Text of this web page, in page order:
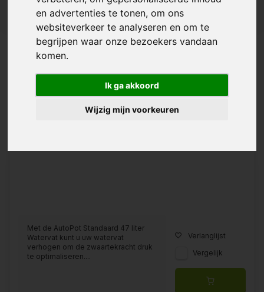
en advertenties te tonen, om ons
websiteverkeer te analyseren en om te
begrijpen waar onze bezoekers vandaan
komen.
Ik ga akkoord
Wijzig mijn voorkeuren
AutoPot Standaard 47
liter Watervat
€19,95
Met de AutoPot Standaard 47 liter
Watervat kunt u uw watervat
verhogen om de zwaartekracht druk
te optimaliseren....
Verlanglijst
Vergelijk